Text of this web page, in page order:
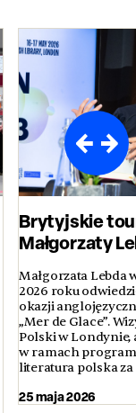
Brytyjskie
Małgorzaty
Małgorzata Lebda
2026 roku
okazji
„Mer de Glace”.
Polski w Londynie,
w ramach
literatura polska
25 maja 2026